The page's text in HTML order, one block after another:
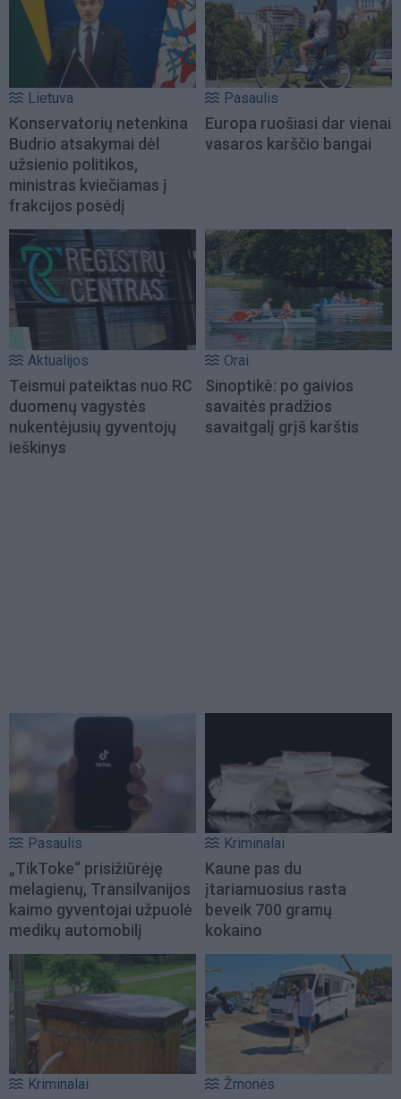
Lietuva
Konservatorių netenkina
Budrio atsakymai dėl
užsienio politikos,
ministras kviečiamas į
frakcijos posėdį
Pasaulis
Europa ruošiasi dar vienai
vasaros karščio bangai
Aktualijos
Teismui pateiktas nuo RC
duomenų vagystės
nukentėjusių gyventojų
ieškinys
Orai
Sinoptikė: po gaivios
savaitės pradžios
savaitgalį grįš karštis
Pasaulis
„TikToke“ prisižiūrėję
melagienų, Transilvanijos
kaimo gyventojai užpuolė
medikų automobilį
Kriminalai
Kaune pas du
įtariamuosius rasta
beveik 700 gramų
kokaino
Kriminalai Žmonės